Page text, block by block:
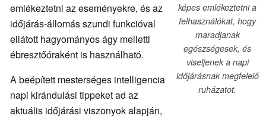
képes emlékeztetni a
felhasználókat, hogy
maradjanak
egészségesek, és
viseljenek a napi
időjárásnak megfelelő
ruházatot.
emlékeztetni az eseményekre, és az
időjárás-állomás szundi funkcióval
ellátott hagyományos ágy melletti
ébresztőóraként is használható.
A beépített mesterséges intelligencia
napi kirándulási tippeket ad az
aktuális időjárási viszonyok alapján,